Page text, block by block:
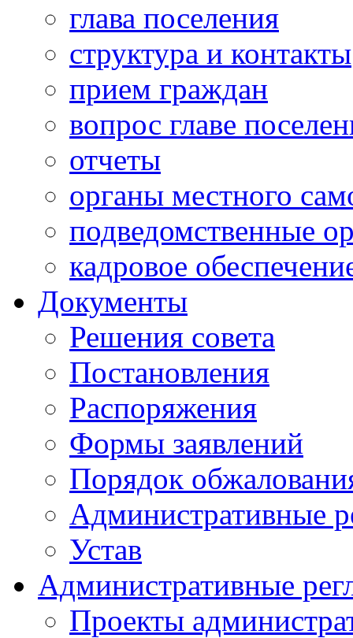
глава поселения
структура и контакты
прием граждан
вопрос главе
отчеты
органы местного
подведомственные
кадровое
Документы
Решения совета
Постановления
Распоряжения
Формы заявлений
Порядок
Административные
Устав
Административные
Проекты